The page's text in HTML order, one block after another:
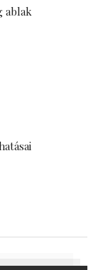
ablak